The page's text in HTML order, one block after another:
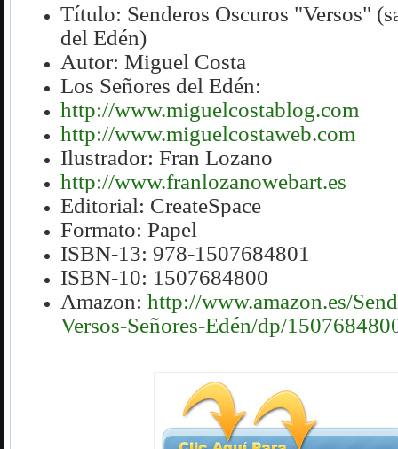
Título: Senderos Oscuros "Versos"
del Edén)
Autor: Miguel Costa
Los Señores del Edén:
http://www.miguelcostablog.com
http://www.miguelcostaweb.com
Ilustrador: Fran Lozano
http://www.franlozanowebart.es
Editorial: CreateSpace
Formato: Papel
ISBN-13: 978-1507684801
ISBN-10: 1507684800
Amazon: http://www.amazon.es/
Versos-Señores-Edén/dp/